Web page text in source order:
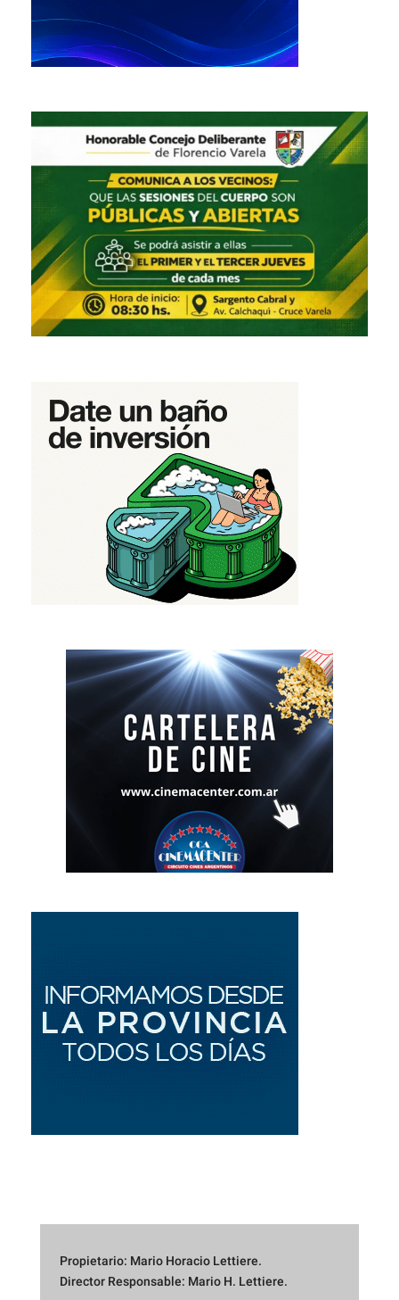
Propietario: Mario Horacio Lettiere.
Director Responsable: Mario H. Lettiere.